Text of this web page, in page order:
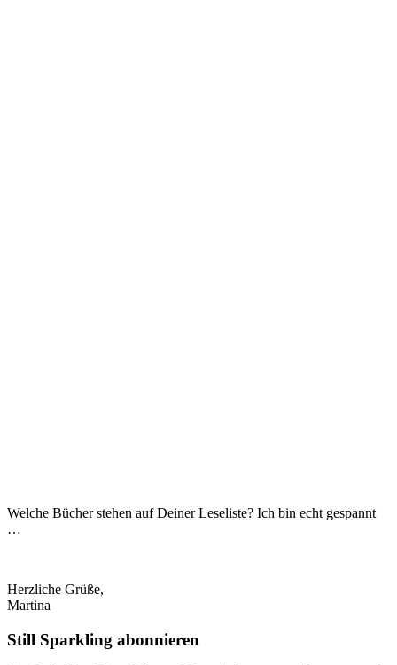
Welche Bücher stehen auf Deiner Leseliste? Ich bin echt gespannt
…
Herzliche Grüße,
Martina
Still Sparkling abonnieren